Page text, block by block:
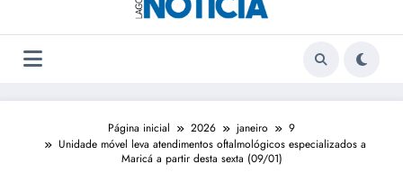
Página inicial 2026 janeiro
9
Unidade móvel leva atendimentos oftalmológicos especializados a
Maricá a partir desta sexta (09/01)